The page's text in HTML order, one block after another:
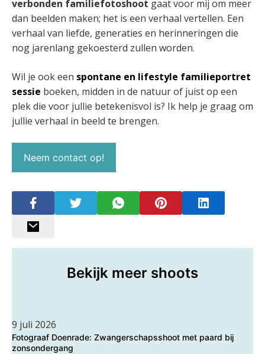
verbonden familiefotoshoot gaat voor mij om meer
dan beelden maken; het is een verhaal vertellen. Een
verhaal van liefde, generaties en herinneringen die
nog jarenlang gekoesterd zullen worden.
Wil je ook een spontane en lifestyle familieportret
sessie boeken, midden in de natuur of juist op een
plek die voor jullie betekenisvol is? Ik help je graag om
jullie verhaal in beeld te brengen.
Neem contact op!
Bekijk meer shoots
9 juli 2026
Fotograaf Doenrade: Zwangerschapsshoot met paard bij
zonsondergang